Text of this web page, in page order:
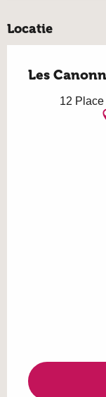
Locatie
Les
12